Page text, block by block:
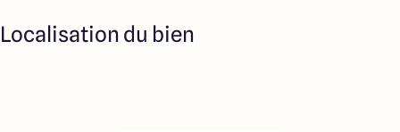
Localisation du bien